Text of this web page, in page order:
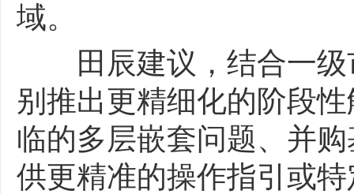
域。
田辰建议，结合一级
别推出更精细化的阶段
临的多层嵌套问题、并
供更精准的操作指引或